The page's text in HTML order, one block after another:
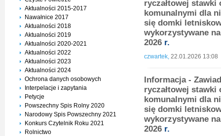
Aktualności 2015-2017
Nawałnice 2017
Aktualności 2018
Aktualności 2019
Aktualności 2020-2021
Aktualności 2022
Aktualności 2023
Aktualności 2024
Ochrona danych osobowych
Interpelacje i zapytania
Petycje
Powszechny Spis Rolny 2020
Narodowy Spis Powszechny 2021
Konkurs Czytelnik Roku 2021
Rolnictwo
ryczałtowej stawki
komunalnymi dla
się domki
wykorzystywane
2026 r.
czwartek, 22.01.2026 13:08
Informacja -
ryczałtowej stawki
komunalnymi dla
się domki
wykorzystywane
2026 r.